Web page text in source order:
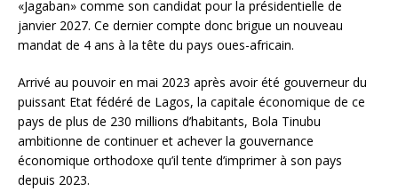
«Jagaban» comme son candidat pour la présidentielle de
janvier 2027. Ce dernier compte donc brigue un nouveau
mandat de 4 ans à la tête du pays oues-africain.
Arrivé au pouvoir en mai 2023 après avoir été gouverneur du
puissant Etat fédéré de Lagos, la capitale économique de ce
pays de plus de 230 millions d’habitants, Bola Tinubu
ambitionne de continuer et achever la gouvernance
économique orthodoxe qu’il tente d’imprimer à son pays
depuis 2023.